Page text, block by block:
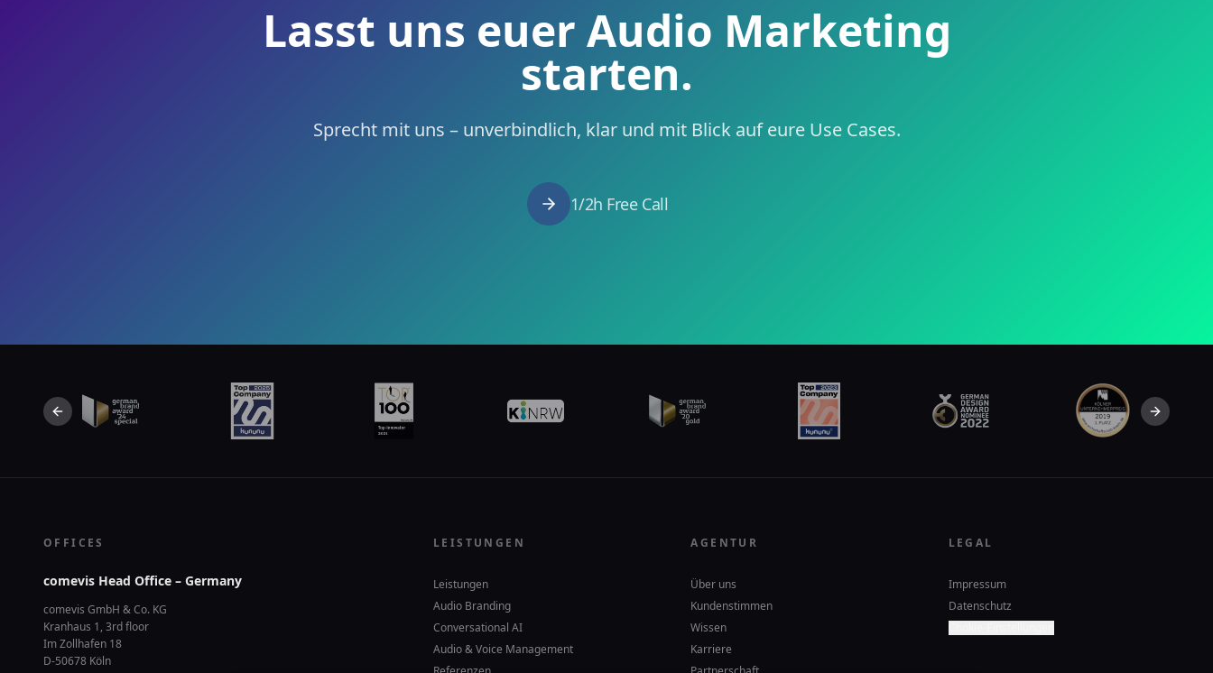
Lasst uns euer Audio Marketing
starten.
Sprecht mit uns – unverbindlich, klar und mit Blick auf eure Use Cases.
1/2h Free Call
Previous slide Next
OFFICES
comevis Head Office – Germany
comevis GmbH & Co. KG
Kranhaus 1, 3rd floor
Im Zollhafen 18
D-50678 Köln
LEISTUNGEN
Leistungen
Audio Branding
Conversational AI
Audio & Voice Management
AGENTUR
Über uns
Kundenstimmen
Wissen
Karriere
LEGAL
Impressum
Datenschutz